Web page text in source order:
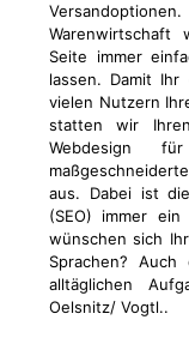
Seite immer
lassen. Damit Ihr
vielen Nutzern
statten wir
Webdesign
aus. Dabei ist
(SEO) immer
wünschen sich
Sprachen?
alltäglichen
Oelsnitz/ Vogtl..